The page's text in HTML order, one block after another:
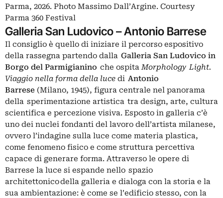
Parma, 2026. Photo Massimo Dall’Argine. Courtesy
Parma 360 Festival
Galleria San Ludovico – Antonio Barrese
Il consiglio è quello di iniziare il percorso espositivo
della rassegna partendo dalla Galleria San Ludovico in
Borgo del Parmigianino che ospitaMorphology Light.
Viaggio nella forma della luce di Antonio
Barrese (Milano, 1945), figura centrale nel panorama
della sperimentazione artistica tra design, arte, cultura
scientifica e percezione visiva. Esposto in galleria c’è
uno dei nuclei fondanti del lavoro dell’artista milanese,
ovvero l’indagine sulla luce come materia plastica,
come fenomeno fisico e come struttura percettiva
capace di generare forma. Attraverso le opere di
Barrese la luce si espande nello spazio
architettonico della galleria e dialoga con la storia e la
sua ambientazione: è come se l’edificio stesso, con la